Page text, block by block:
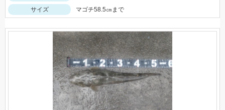
サイズ
マゴチ58.5㎝まで